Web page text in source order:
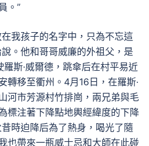
。”
我孩子的名字中，只為不忘這
說。他和哥哥威廉的外祖父，是
斯·威爾德，跳傘后在村平易近
轉移至衢州。4月16日，在羅斯·
市芳源村竹排崗，兩兄弟與毛
標注著下降點地輿經緯度的下降
時迫降后為了熱身，喝光了隨
也帶來一瓶威士忌和大師在此碰